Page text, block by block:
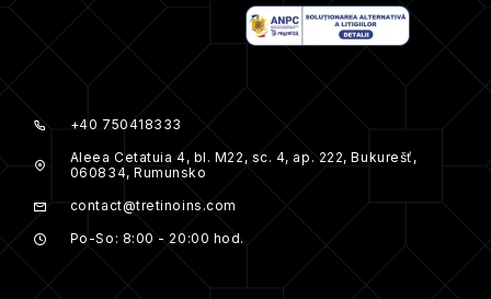
+40 750418333
Aleea Cetatuia 4, bl. M22, sc. 4, ap. 222, Bukurešť,
060834, Rumunsko
contact@tretinoins.com
Po-So: 8:00 - 20:00 hod.